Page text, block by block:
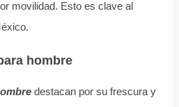
movilidad. Esto es clave al
hombre
destacan por su frescura y